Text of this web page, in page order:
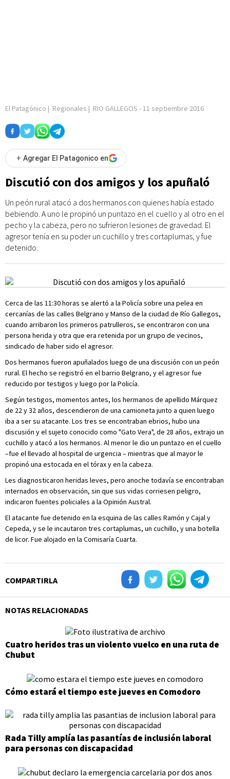
El Patagónico | Regionales | RIO GALLEGOS - 11 septiembre 2016
+ Agregar El Patagonico en
Discutió con dos amigos y los apuñaló
Un peón rural atacó a dos hermanos con quienes había estado
bebiendo. A uno le propinó un puntazo en el cuello y al otro en el
pecho y la cabeza, pero no sufrieron lesiones de gravedad. El
agresor tenía en su poder un cuchillo y tres cortaplumas, y fue
detenido.
Cerca de las 11:30 horas se alertó a la Policía sobre una pelea en
cercanías de las calles Belgrano y Manso de la ciudad de Río Gallegos,
cuando arribaron los primeros patrulleros, se encontraron con una
persona herida y otra que era retenida por un grupo de vecinos,
sindicado de haber sido el agresor.
Dos hermanos fueron apuñalados luego de una discusión con un peón
rural. El hecho se registró en el barrio Belgrano, y el agresor fue
reducido por testigos y luego por la Policía.
Según testigos, momentos antes, los hermanos de apellido Márquez
de 22 y 32 años, descendieron de una camioneta junto a quien luego
iba a ser su atacante. Los tres se encontraban ebrios, hubo una
discusión y el sujeto conocido como "Gato Vera", de 28 años, extrajo un
cuchillo y atacó a los hermanos. Al menor le dio un puntazo en el cuello
–fue el llevado al hospital de urgencia – mientras que al mayor le
propinó una estocada en el tórax y en la cabeza.
Les diagnosticaron heridas leves, pero anoche todavía se encontraban
internados en observación, sin que sus vidas corriesen peligro,
indicaron fuentes policiales a la Opinión Austral.
El atacante fue detenido en la esquina de las calles Ramón y Cajal y
Cepeda, y se le incautaron tres cortaplumas, un cuchillo, y una botella
de licor. Fue alojado en la Comisaría Cuarta.
COMPARTIRLA
NOTAS RELACIONADAS
Cuatro heridos tras un violento vuelco en una ruta de
Chubut
Cómo estará el tiempo este jueves en Comodoro
Rada Tilly amplía las pasantías de inclusión laboral
para personas con discapacidad